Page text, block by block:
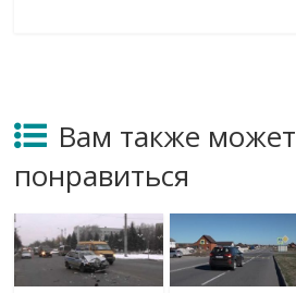
Вам также может
понравиться